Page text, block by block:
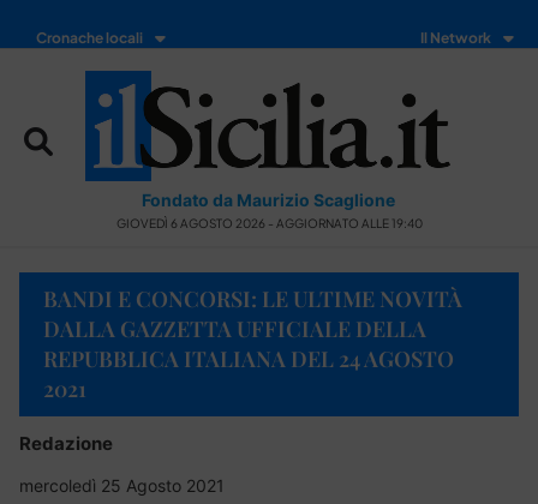
Cronache locali Il Network
Fondato da Maurizio Scaglione
GIOVEDÌ 6 AGOSTO 2026 - AGGIORNATO ALLE 19:40
BANDI E CONCORSI: LE ULTIME NOVITÀ
DALLA GAZZETTA UFFICIALE DELLA
REPUBBLICA ITALIANA DEL 24 AGOSTO
2021
Redazione
mercoledì 25 Agosto 2021